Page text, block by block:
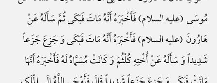
مُوسَی (علیه السلام) فَأَخْبَرَهُ أَنَّهُ مَاتَ فَبَکَی ثُمَّ سَأَلَهُ عَنْ
هَارُونَ (علیه السلام) فَأَخْبَرَهُ أَنَّهُ مَاتَ فَبَکَی وَ جَزِعَ جَزَعاً
شَدِیداً وَ سَأَلَهُ عَنْ أُخْتِهِ کُلْثُمَ وَ کَانَتْ مُسَمَّاهًًْ لَهُ فَأَخْبَرَهُ أَنَّهَا